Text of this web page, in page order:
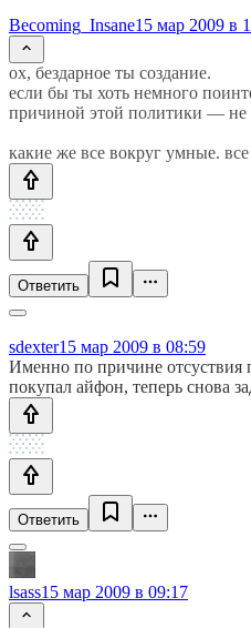
Becoming_Insane15 мар 2009 в
ох, бездарное ты создание.
если бы ты хоть немного
причиной этой политики — не
какие же все вокруг умные. все
Ответить
sdexter15 мар 2009 в 08:59
Именно по причине отсуствия
покупал айфон, теперь снова
Ответить
lsass15 мар 2009 в 09:17